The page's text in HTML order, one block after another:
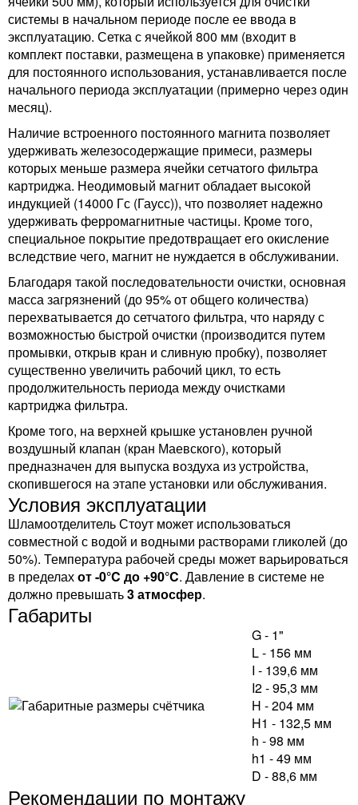
системы в начальном периоде после ее ввода в
эксплуатацию. Сетка с ячейкой 800 мм (входит в
комплект поставки, размещена в упаковке) применяется
для постоянного использования, устанавливается после
начального периода эксплуатации (примерно через один
месяц).
Наличие встроенного постоянного магнита позволяет
удерживать железосодержащие примеси, размеры
которых меньше размера ячейки сетчатого фильтра
картриджа. Неодимовый магнит обладает высокой
индукцией (14000 Гс (Гаусс)), что позволяет надежно
удерживать ферромагнитные частицы. Кроме того,
специальное покрытие предотвращает его окисление
вследствие чего, магнит не нуждается в обслуживании.
Благодаря такой последовательности очистки, основная
масса загрязнений (до 95% от общего количества)
перехватывается до сетчатого фильтра, что наряду с
возможностью быстрой очистки (производится путем
промывки, открыв кран и сливную пробку), позволяет
существенно увеличить рабочий цикл, то есть
продолжительность периода между очистками
картриджа фильтра.
Кроме того, на верхней крышке установлен ручной
воздушный клапан (кран Маевского), который
предназначен для выпуска воздуха из устройства,
скопившегося на этапе установки или обслуживания.
Условия эксплуатации
Шламоотделитель Стоут может использоваться
совместной с водой и водными растворами гликолей (до
50%). Температура рабочей среды может варьироваться
в пределахот -0°C до +90°C. Давление в системе не
должно превышать3 атмосфер.
Габариты
G - 1"
L - 156 мм
I - 139,6 мм
I2 - 95,3 мм
H - 204 мм
H1 - 132,5 мм
h - 98 мм
h1 - 49 мм
D - 88,6 мм
Рекомендации по монтажу